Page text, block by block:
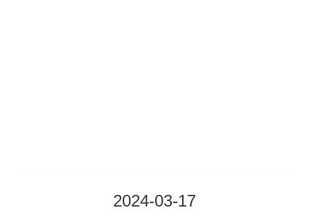
2024-03-17